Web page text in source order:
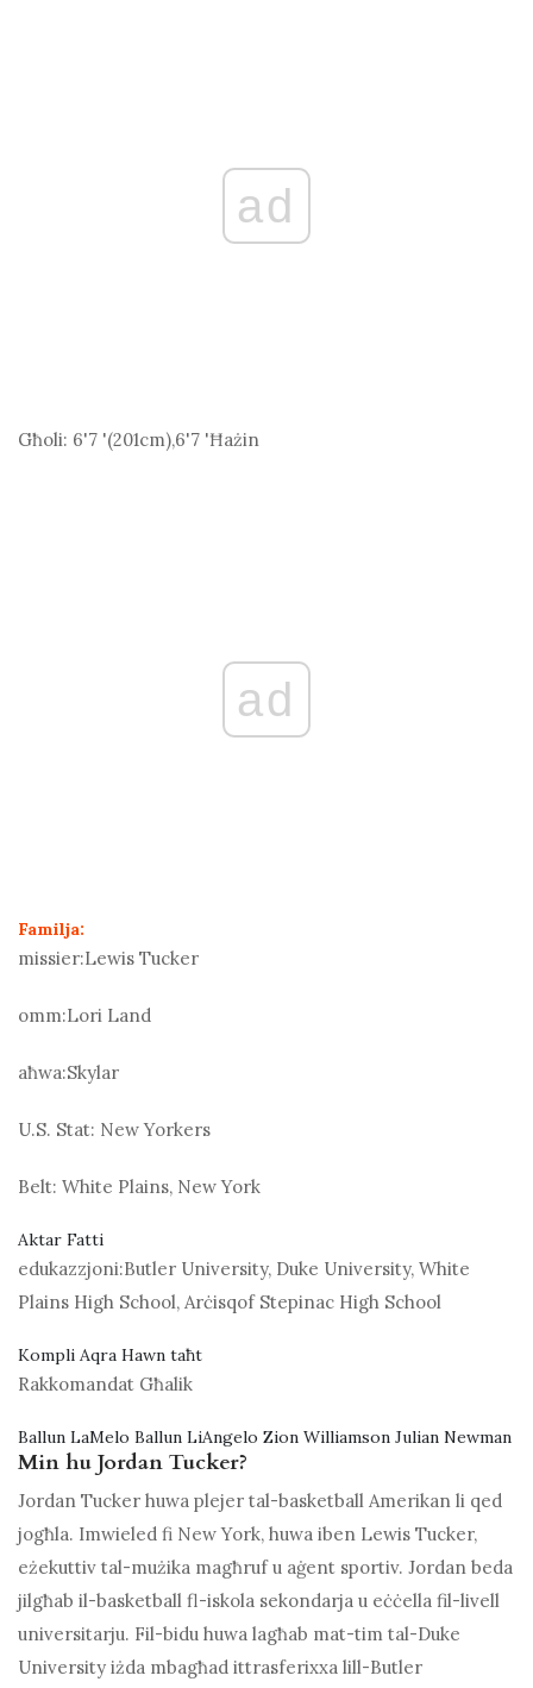
ad
Għoli: 6'7 '(201cm),6'7 'Ħażin
ad
Familja:
missier:Lewis Tucker
omm:Lori Land
aħwa:Skylar
U.S. Stat: New Yorkers
Belt: White Plains, New York
Aktar Fatti
edukazzjoni:Butler University, Duke University, White
Plains High School, Arċisqof Stepinac High School
Kompli Aqra Hawn taħt
Rakkomandat Għalik
Ballun LaMelo Ballun LiAngelo Zion Williamson Julian Newman
Min hu Jordan Tucker?
Jordan Tucker huwa plejer tal-basketball Amerikan li qed
jogħla. Imwieled fi New York, huwa iben Lewis Tucker,
eżekuttiv tal-mużika magħruf u aġent sportiv. Jordan beda
jilgħab il-basketball fl-iskola sekondarja u eċċella fil-livell
universitarju. Fil-bidu huwa lagħab mat-tim tal-Duke
University iżda mbagħad ittrasferixxa lill-Butler